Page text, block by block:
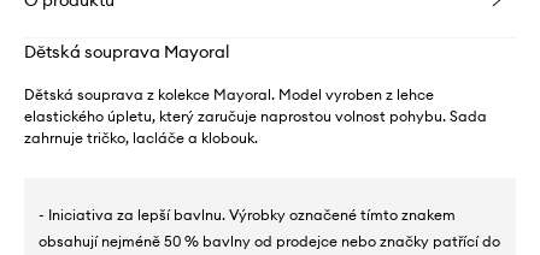
Dětská souprava Mayoral
Dětská souprava z kolekce Mayoral. Model vyroben z lehce
elastického úpletu, který zaručuje naprostou volnost pohybu. Sada
zahrnuje tričko, lacláče a klobouk.
- Iniciativa za lepší bavlnu. Výrobky označené tímto znakem
obsahují nejméně 50 % bavlny od prodejce nebo značky patřící do